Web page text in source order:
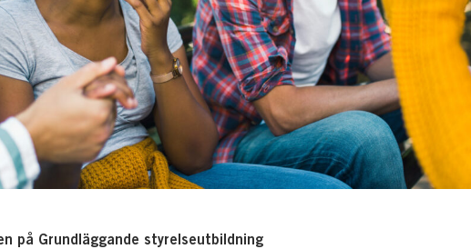
på Grundläggande styrelseutbildning